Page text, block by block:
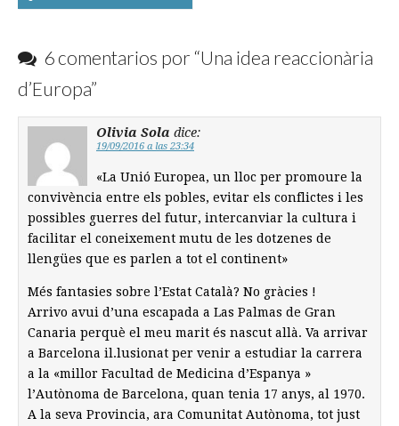
6 comentarios por “Una idea reaccionària
d’Europa”
Olivia Sola dice:
19/09/2016 a las 23:34
«La Unió Europea, un lloc per promoure la
convivència entre els pobles, evitar els conflictes i les
possibles guerres del futur, intercanviar la cultura i
facilitar el coneixement mutu de les dotzenes de
llengües que es parlen a tot el continent»
Més fantasies sobre l’Estat Català? No gràcies !
Arrivo avui d’una escapada a Las Palmas de Gran
Canaria perquè el meu marit és nascut allà. Va arrivar
a Barcelona il.lusionat per venir a estudiar la carrera
a la «millor Facultad de Medicina d’Espanya »
l’Autònoma de Barcelona, quan tenia 17 anys, al 1970.
A la seva Provincia, ara Comunitat Autònoma, tot just